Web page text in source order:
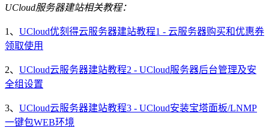
UCloud服务器建站相关教程：
1、 UCloud优刻得云服务器建站教程1 - 云服务器购买和优惠券
领取使用
2、 UCloud云服务器建站教程2 - UCloud服务器后台管理及安
全组设置
3、 UCloud云服务器建站教程3 - UCloud安装宝塔面板/LNMP
一键包WEB环境